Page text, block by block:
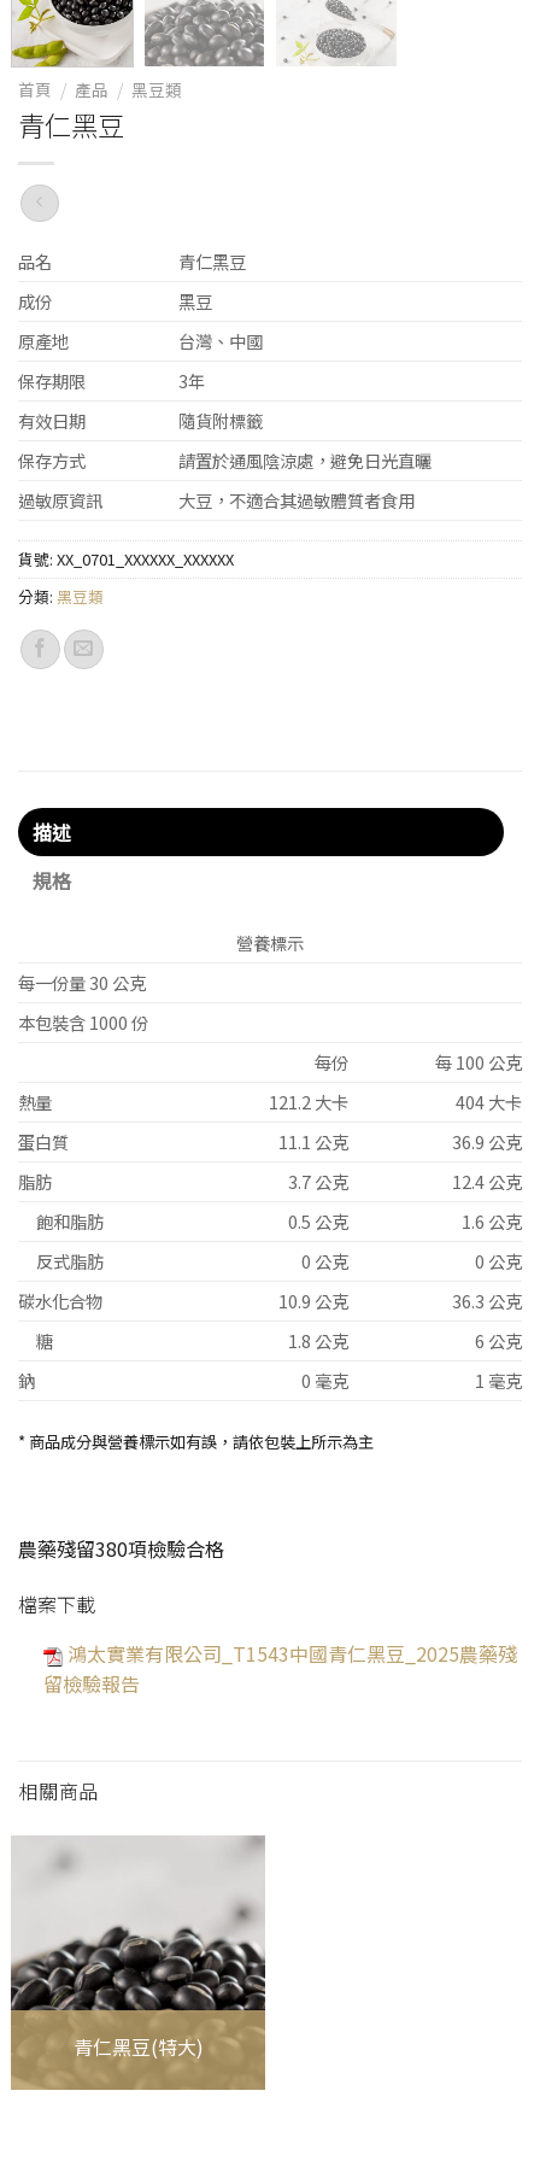
首頁 / 產品 / 黑豆類
青仁黑豆
品名
青仁黑豆
成份
黑豆
原產地
台灣、中國
保存期限
3年
有效日期
隨貨附標籤
保存方式
請置於通風陰涼處，避免日光直曬
過敏原資訊
大豆，不適合其過敏體質者食用
貨號: XX_0701_XXXXXX_XXXXXX
分類: 黑豆類
描述
規格
營養標示
每一份量 30 公克
本包裝含 1000 份
每份
每 100 公克
熱量
121.2 大卡
404 大卡
蛋白質
11.1 公克
36.9 公克
脂肪
3.7 公克
12.4 公克
飽和脂肪
0.5 公克
1.6 公克
反式脂肪
0 公克
0 公克
碳水化合物
10.9 公克
36.3 公克
糖
1.8 公克
6 公克
鈉
0 毫克 1 毫克
* 商品成分與營養標示如有誤，請依包裝上所示為主
農藥殘留380項檢驗合格
檔案下載
鴻太實業有限公司_T1543中國青仁黑豆_2025農藥殘
留檢驗報告
相關商品
青仁黑豆(特大)